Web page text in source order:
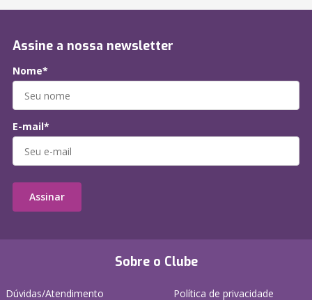
Sobre o Clube
Dúvidas/Atendimento
Política de privacidade
Assine a nossa newsletter
Nome*
E-mail*
Assinar